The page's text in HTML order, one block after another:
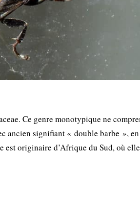
Ce genre monotypique ne
ancien signifiant « double barbe »,
est originaire d’Afrique du Sud, où